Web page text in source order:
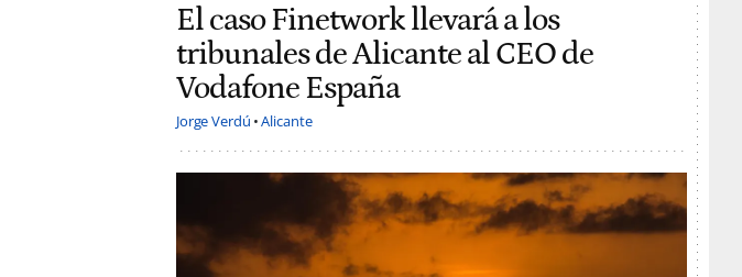
El caso Finetwork llevará a los
tribunales de Alicante al CEO de
Vodafone España
Jorge Verdú Alicante